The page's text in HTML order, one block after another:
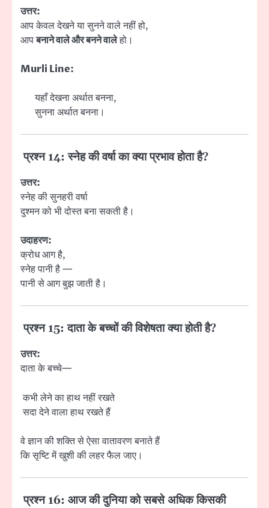
उत्तर:
आप केवल देखने या सुनने वाले नहीं हो,
आपबनाने वाले और बनने वालेहो।
Murli Line:
यहाँ देखना अर्थात बनना,
सुनना अर्थात बनना।
प्रश्न 14: स्नेह की वर्षा का क्या प्रभाव होता है?
उत्तर:
स्नेह की सुनहरी वर्षा
दुश्मन को भी दोस्त बना सकती है।
उदाहरण:
क्रोध आग है,
स्नेह पानी है —
पानी से आग बुझ जाती है।
प्रश्न 15: दाता के बच्चों की विशेषता क्या होती है?
उत्तर:
दाता के बच्चे—
कभी लेने का हाथ नहीं रखते
सदा देने वाला हाथ रखते हैं
वे ज्ञान की शक्ति से ऐसा वातावरण बनाते हैं
कि सृष्टि में खुशी की लहर फैल जाए।
प्रश्न 16: आज की दुनिया को सबसे अधिक किसकी